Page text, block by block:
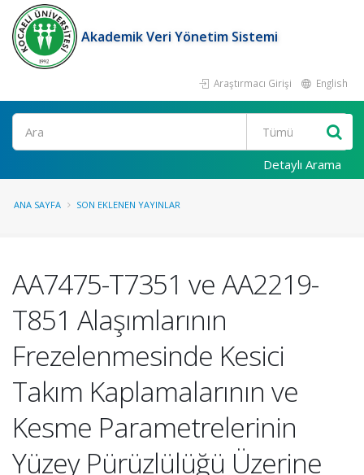
Akademik Veri Yönetim Sistemi
Araştırmacı Girişi English
Ara
Detaylı Arama
ANA SAYFA SON EKLENEN YAYINLAR
AA7475-T7351 ve AA2219-
T851 Alaşımlarının
Frezelenmesinde Kesici
Takım Kaplamalarının ve
Kesme Parametrelerinin
Yüzey Pürüzlülüğü Üzerine